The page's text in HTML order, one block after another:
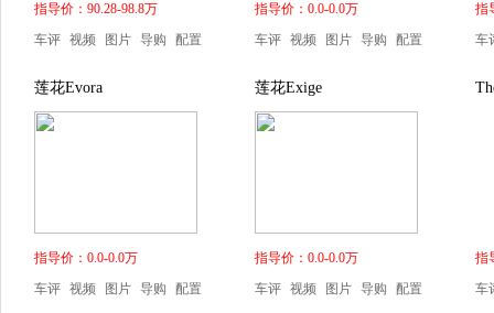
指导价：90.28-98.8万
车评 视频 图片 导购 配置
指导价：0.0-0.0万
车评 视频 图片 导购 配置
指
车
莲花Evora
指导价：0.0-0.0万
车评 视频 图片 导购 配置
莲花Exige
指导价：0.0-0.0万
车评 视频 图片 导购 配置
指
车